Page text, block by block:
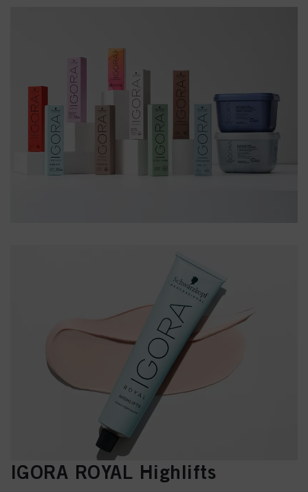
IGORA ROYAL Highlifts